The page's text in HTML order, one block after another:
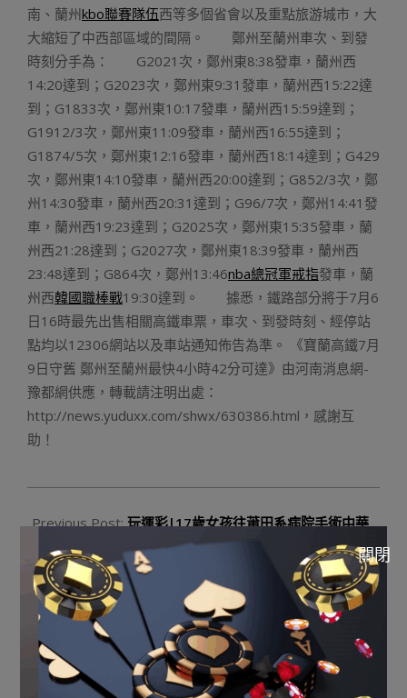
南、蘭州kbo聯賽隊伍西等多個省會以及重點旅游城市，大
大縮短了中西部區域的間隔。 鄭州至蘭州車次、到發
時刻分手為： G2021次，鄭州東8:38發車，蘭州西
14:20達到；G2023次，鄭州東9:31發車，蘭州西15:22達
到；G1833次，鄭州東10:17發車，蘭州西15:59達到；
G1912/3次，鄭州東11:09發車，蘭州西16:55達到；
G1874/5次，鄭州東12:16發車，蘭州西18:14達到；G429
次，鄭州東14:10發車，蘭州西20:00達到；G852/3次，鄭
州14:30發車，蘭州西20:31達到；G96/7次，鄭州14:41發
車，蘭州西19:23達到；G2025次，鄭州東15:35發車，蘭
州西21:28達到；G2027次，鄭州東18:39發車，蘭州西
23:48達到；G864次，鄭州13:46nba總冠軍戒指發車，蘭
州西韓國職棒戰19:30達到。 據悉，鐵路部分將于7月6
日16時最先出售相關高鐵車票，車次、到發時刻、經停站
點均以12306網站以及車站通知佈告為準。 《寶蘭高鐵7月
9日守舊 鄭州至蘭州最快4小時42分可達》由河南消息網-
豫都網供應，轉載請注明出處：
http://news.yuduxx.com/shwx/630386.html，感謝互
助！
08-
Previous Post:玩運彩|17歲女孩往莆田系病院手術中華
職棒運彩怎麼玩成植物人？榆林婦產病院院方否定
Next Post:佛說：前世5百次的線上老虎機技巧歸眸，才
否以換歸此生的揩肩而過。
Q8娛樂城註冊點擊下方
關閉